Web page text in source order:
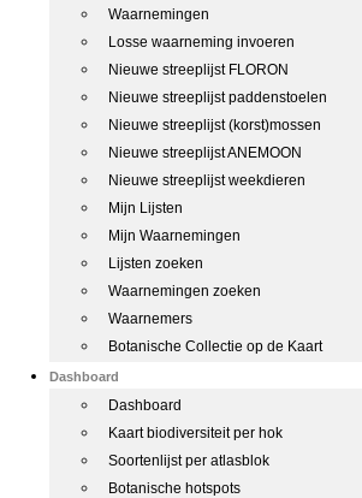
Waarnemingen
Losse waarneming invoeren
Nieuwe streeplijst FLORON
Nieuwe streeplijst paddenstoelen
Nieuwe streeplijst (korst)mossen
Nieuwe streeplijst ANEMOON
Nieuwe streeplijst weekdieren
Mijn Lijsten
Mijn Waarnemingen
Lijsten zoeken
Waarnemingen zoeken
Waarnemers
Botanische Collectie op de Kaart
Dashboard
Dashboard
Kaart biodiversiteit per hok
Soortenlijst per atlasblok
Botanische hotspots